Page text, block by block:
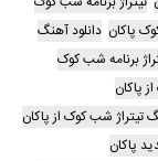
پاکان دانلود آهنگ
برنامه شب کوک
پاکان
تیتراژ شب کوک از پاکان
پاکان